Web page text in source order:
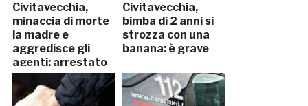
Civitavecchia,
minaccia di morte
la madre e
aggredisce gli
agenti: arrestato
Civitavecchia,
bimba di 2 anni si
strozza con una
banana: è grave